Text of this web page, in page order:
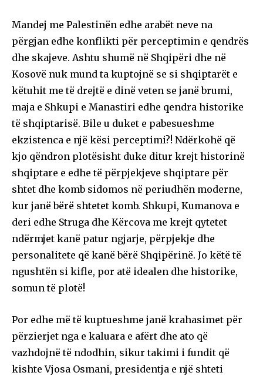
Mandej me Palestinën edhe arabët neve na
përgjan edhe konflikti për perceptimin e qendrës
dhe skajeve. Ashtu shumë në Shqipëri dhe në
Kosovë nuk mund ta kuptojnë se si shqiptarët e
këtuhit me të drejtë e dinë veten se janë brumi,
maja e Shkupi e Manastiri edhe qendra historike
të shqiptarisë. Bile u duket e pabesueshme
ekzistenca e një kësi perceptimi?! Ndërkohë që
kjo qëndron plotësisht duke ditur krejt historinë
shqiptare e edhe të përpjekjeve shqiptare për
shtet dhe komb sidomos në periudhën moderne,
kur janë bërë shtetet komb. Shkupi, Kumanova e
deri edhe Struga dhe Kërcova me krejt qytetet
ndërmjet kanë patur ngjarje, përpjekje dhe
personalitete që kanë bërë Shqipërinë. Jo këtë të
ngushtën si kifle, por atë idealen dhe historike,
somun të plotë!
Por edhe më të kuptueshme janë krahasimet për
përzierjet nga e kaluara e afërt dhe ato që
vazhdojnë të ndodhin, sikur takimi i fundit që
kishte Vjosa Osmani, presidentja e një shteti